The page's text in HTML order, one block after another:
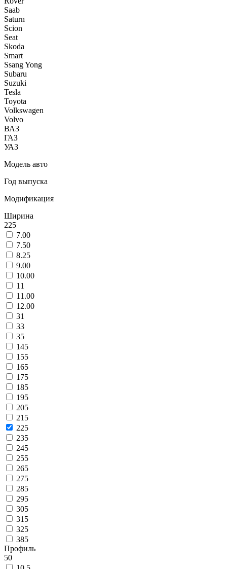
Saab
Saturn
Scion
Seat
Skoda
Smart
Ssang Yong
Subaru
Suzuki
Tesla
Toyota
Volkswagen
Volvo
ВАЗ
ГАЗ
УАЗ
Модель авто
Год выпуска
Модификация
Ширина
225
7.00
7.50
8.25
9.00
10.00
11
11.00
12.00
31
33
35
145
155
165
175
185
195
205
215
225
235
245
255
265
275
285
295
305
315
325
385
Профиль
50